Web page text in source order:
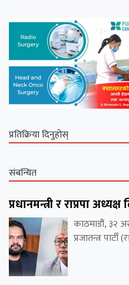
प्रतिक्रिया दिनुहोस्
संबन्धित
प्रधानमन्त्री र राप्रपा
काठमाडौं, ३२
प्रजातन्त्र